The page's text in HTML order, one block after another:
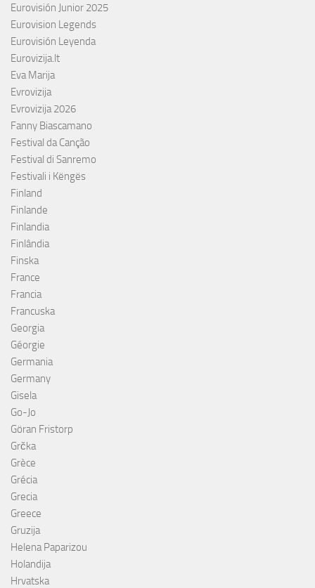
Eurovisión Junior 2025
Eurovision Legends
Eurovisión Leyenda
Eurovizija.lt
Eva Marija
Evrovizija
Evrovizija 2026
Fanny Biascamano
Festival da Canção
Festival di Sanremo
Festivali i Këngës
Finland
Finlande
Finlandia
Finlândia
Finska
France
Francia
Francuska
Georgia
Géorgie
Germania
Germany
Gisela
Go-Jo
Göran Fristorp
Grčka
Grèce
Grécia
Grecia
Greece
Gruzija
Helena Paparizou
Holandija
Hrvatska